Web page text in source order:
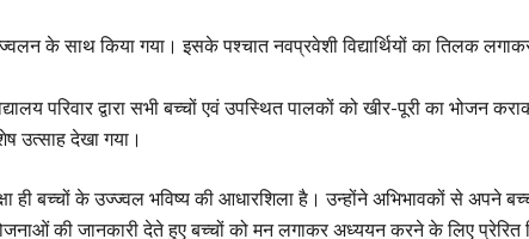
के साथ किया गया। इसके पश्चात नवप्रवेशी विद्यार्थियों का तिलक
परिवार द्वारा सभी बच्चों एवं उपस्थित पालकों को खीर-पूरी का भोजन
उत्साह देखा गया।
ही बच्चों के उज्ज्वल भविष्य की आधारशिला है। उन्होंने अभिभावकों से अपने
की जानकारी देते हुए बच्चों को मन लगाकर अध्ययन करने के लिए प्रेरित